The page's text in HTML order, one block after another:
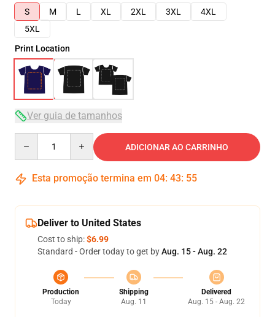
S
M L XL 2XL 3XL
4XL
5XL
Print Location
Ver guia de tamanhos
ADICIONAR AO CARRINHO
Esta promoção termina em 04: 43: 54
Deliver to United States
Cost to ship:$6.99
Standard - Order today to get byAug. 15 - Aug. 22
Production
Today
Shipping
Aug. 11
Delivered
Aug. 15 - Aug. 22